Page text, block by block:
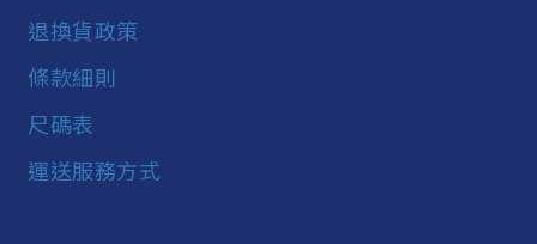
退換貨政策
條款細則
尺碼表
運送服務方式